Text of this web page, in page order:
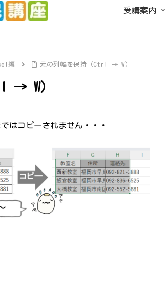
受講案内
編 元の列幅を保持（Ctrl → W）
→ W）
はコピーされません・・・